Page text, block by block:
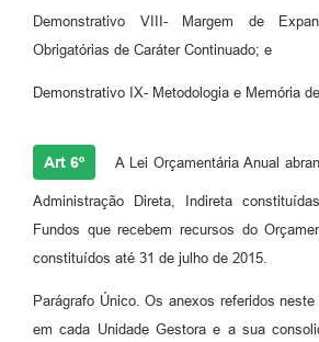
Demonstrativo VIII- Margem de
Obrigatórias de Caráter Continuado; e
Demonstrativo IX- Metodologia e Memória
Art 6º A Lei Orçamentária Anual
Administração Direta, Indireta
Fundos que recebem recursos do
constituídos até 31 de julho de 2015.
Parágrafo Único. Os anexos referidos
em cada Unidade Gestora e a sua